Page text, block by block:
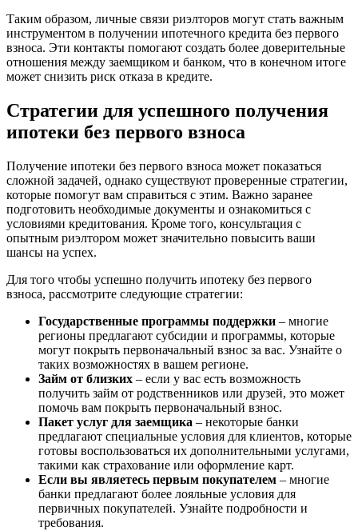
Таким образом, личные связи риэлторов могут стать важным
инструментом в получении ипотечного кредита без первого
взноса. Эти контакты помогают создать более доверительные
отношения между заемщиком и банком, что в конечном итоге
может снизить риск отказа в кредите.
Стратегии для успешного получения
ипотеки без первого взноса
Получение ипотеки без первого взноса может показаться
сложной задачей, однако существуют проверенные стратегии,
которые помогут вам справиться с этим. Важно заранее
подготовить необходимые документы и ознакомиться с
условиями кредитования. Кроме того, консультация с
опытным риэлтором может значительно повысить ваши
шансы на успех.
Для того чтобы успешно получить ипотеку без первого
взноса, рассмотрите следующие стратегии:
Государственные программы поддержки – многие
регионы предлагают субсидии и программы, которые
могут покрыть первоначальный взнос за вас. Узнайте о
таких возможностях в вашем регионе.
Займ от близких – если у вас есть возможность
получить займ от родственников или друзей, это может
помочь вам покрыть первоначальный взнос.
Пакет услуг для заемщика – некоторые банки
предлагают специальные условия для клиентов, которые
готовы воспользоваться их дополнительными услугами,
такими как страхование или оформление карт.
Если вы являетесь первым покупателем – многие
банки предлагают более лояльные условия для
первичных покупателей. Узнайте подробности и
требования.